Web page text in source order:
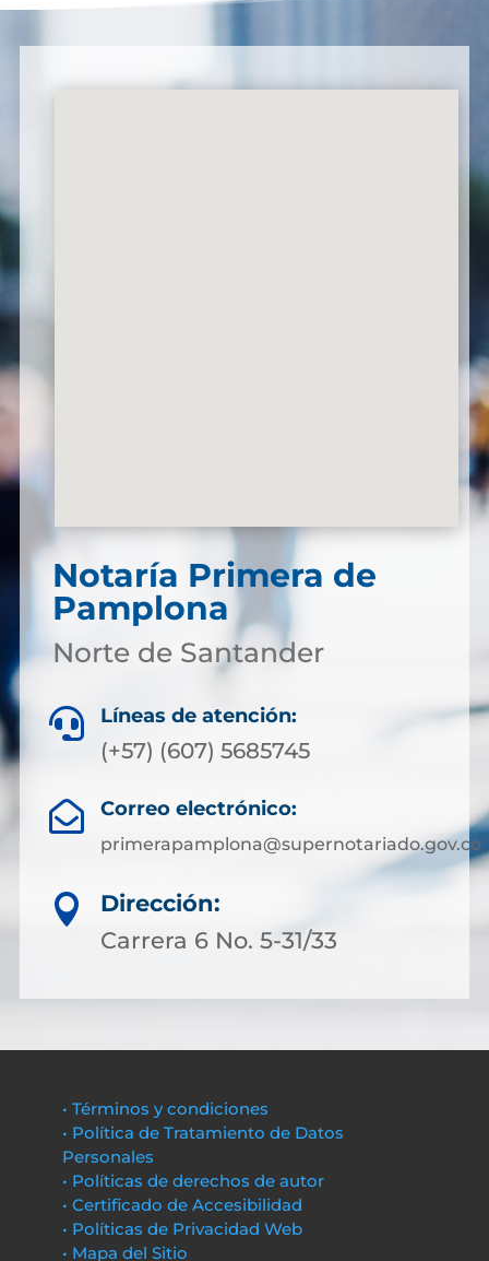
Notaría Primera de
Pamplona
Norte de Santander
 Líneas de atención:
(+57) (607) 5685745
 Correo electrónico:
primerapamplona@supernotariado.gov.co

Dirección:
Carrera 6 No. 5-31/33
• Términos y condiciones
• Política de Tratamiento de Datos
Personales
• Políticas de derechos de autor
• Certificado de Accesibilidad
• Políticas de Privacidad Web
• Mapa del Sitio